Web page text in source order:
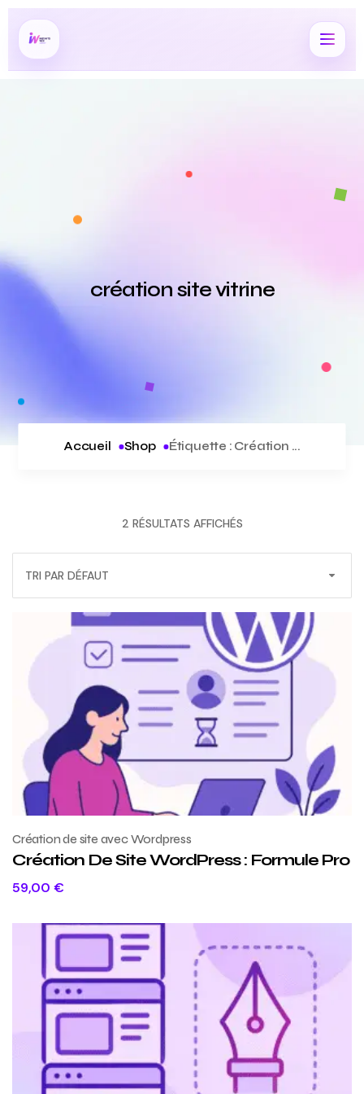
création site vitrine
Accueil Shop Étiquette : Création ...
2 RÉSULTATS AFFICHÉS
TRI PAR DÉFAUT
Création de site avec Wordpress
Création De Site WordPress : Formule Pro
59,00 €